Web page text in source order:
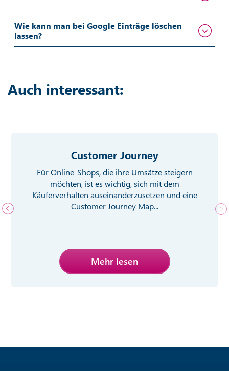
Wie kann man bei Google Einträge löschen
lassen?
Auch interessant:
Customer Journey
Für Online-Shops, die ihre Umsätze steigern
möchten, ist es wichtig, sich mit dem
Käuferverhalten auseinanderzusetzen und eine
Customer Journey Map...
Mehr lesen